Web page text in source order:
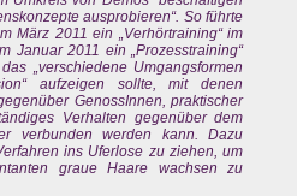
ausprobieren“. So führte
März 2011 ein „Verhörtraining“ im
Januar 2011 ein „Prozesstraining“
„verschiedene Umgangsformen
aufzeigen sollte, mit denen
GenossInnen, praktischer
Verhalten gegenüber dem
verbunden werden kann. Dazu
ins Uferlose zu ziehen, um
graue Haare wachsen zu